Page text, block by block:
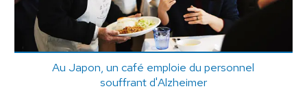
Au Japon, un café emploie du personnel
souffrant d'Alzheimer